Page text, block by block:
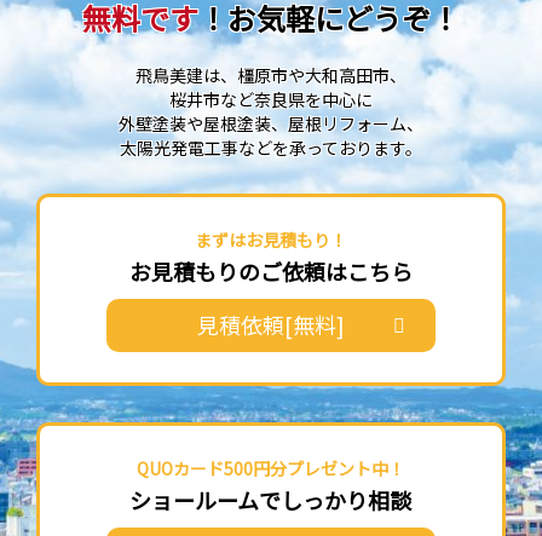
無料です！お気軽にどうぞ！
飛鳥美建は、橿原市や大和高田市、
桜井市など奈良県を中心に
外壁塗装や屋根塗装、屋根リフォーム、
太陽光発電工事などを承っております。
まずはお見積もり！
お見積もりのご依頼はこちら
見積依頼[無料]
QUOカード500円分プレゼント中！
ショールームでしっかり相談